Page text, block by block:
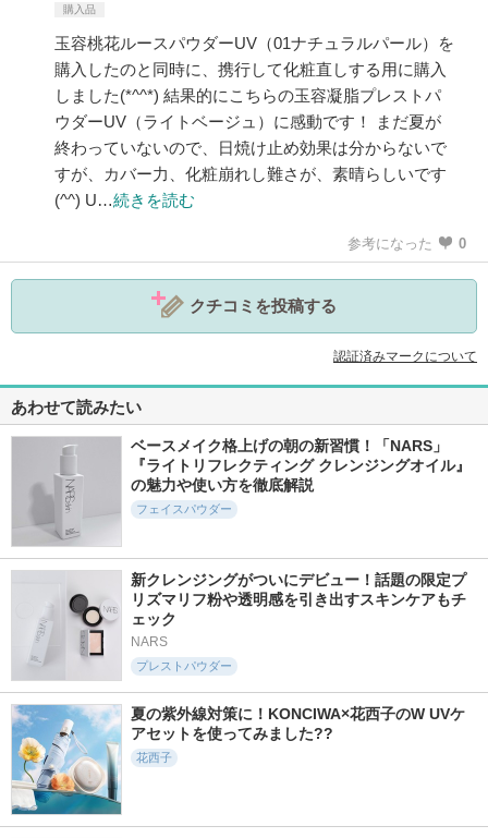
購入品
玉容桃花ルースパウダーUV（01ナチュラルパール）を
購入したのと同時に、携行して化粧直しする用に購入
しました(*^^*) 結果的にこちらの玉容凝脂プレストパ
ウダーUV（ライトベージュ）に感動です！ まだ夏が
終わっていないので、日焼け止め効果は分からないで
すが、カバー力、化粧崩れし難さが、素晴らしいです
(^^) U…続きを読む
参考になった 0
クチコミを投稿する
認証済みマークについて
あわせて読みたい
ベースメイク格上げの朝の新習慣！「NARS」
『ライトリフレクティング クレンジングオイル』
の魅力や使い方を徹底解説
フェイスパウダー
新クレンジングがついにデビュー！話題の限定プ
リズマリフ粉や透明感を引き出すスキンケアもチ
ェック
NARS
プレストパウダー
夏の紫外線対策に！KONCIWA×花西子のW UVケ
アセットを使ってみました??
花西子